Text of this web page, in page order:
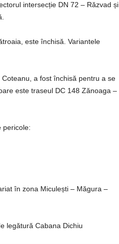
intersecție DN 72 – Răzvad și
este închisă. Variantele
a fost închisă pentru a se
este traseul DC 148 Zănoaga –
pericole:
în zona Miculești – Măgura –
legătură Cabana Dichiu